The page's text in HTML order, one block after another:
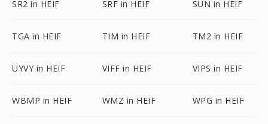
SR2 in HEIF SRF in HEIF SUN in HEIF
TGA in HEIF TIM in HEIF TM2 in HEIF
UYVY in HEIF VIFF in HEIF VIPS in HEIF
WBMP in HEIF WMZ in HEIF WPG in HEIF